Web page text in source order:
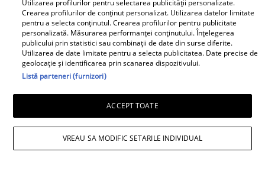
Daniela Nane, dezvăluiri după
despărțirea de Octavian Ene. Cum se
simte actrița: „Nu simt nicio lipsă”
Utilizarea profilurilor pentru selectarea publicității personalizate.
Crearea profilurilor de conținut personalizat. Utilizarea datelor limitate
pentru a selecta conținutul. Crearea profilurilor pentru publicitate
personalizată. Măsurarea performanței conținutului. Înțelegerea
publicului prin statistici sau combinații de date din surse diferite.
Utilizarea de date limitate pentru a selecta publicitatea. Date precise de
geolocație și identificarea prin scanarea dispozitivului.
Listă parteneri (furnizori)
ACCEPT TOATE
VREAU SA MODIFIC SETARILE INDIVIDUAL